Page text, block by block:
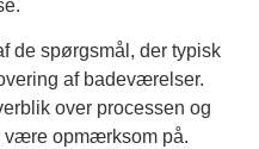
de spørgsmål, der typisk
af badeværelser.
over processen og
være opmærksom på.